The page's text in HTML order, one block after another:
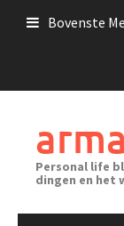
Bovenste
Personal life
dingen en het